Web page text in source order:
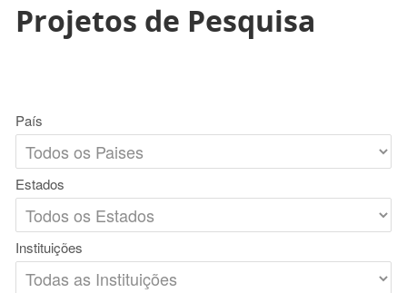
Projetos de Pesquisa
País
Estados
Instituições